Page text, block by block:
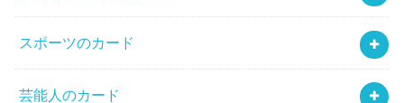
スポーツのカード
芸能人のカード